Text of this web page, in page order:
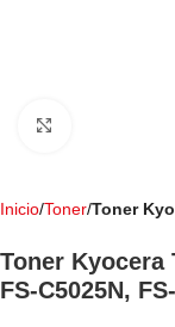
Inicio Toner Toner
Toner Kyocera
FS-C5025N,